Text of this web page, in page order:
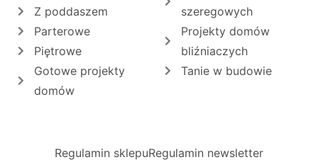
Z poddaszem
Parterowe
Piętrowe
Gotowe projekty
domów
szeregowych
Projekty domów
bliźniaczych
Tanie w budowie
Regulamin sklepuRegulamin newsletter